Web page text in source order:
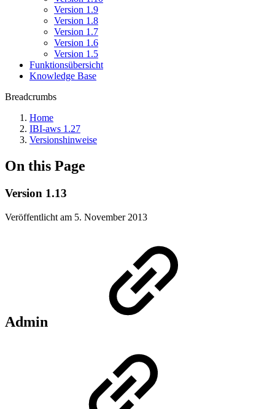
Version 1.9
Version 1.8
Version 1.7
Version 1.6
Version 1.5
Funktionsübersicht
Knowledge Base
Breadcrumbs
Home
IBI-aws 1.27
Versionshinweise
On this Page
Version 1.13
Veröffentlicht am 5. November 2013
Admin